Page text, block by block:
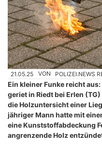
21.05.25 VON POLIZEI.NEWS
Ein kleiner Funke reicht
geriet in Riedt bei Erlen
die Holzuntersicht einer
jähriger Mann hatte mit
eine Kunststoffabdeckung
angrenzende Holz